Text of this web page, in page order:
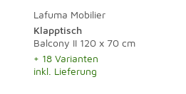
Lafuma Mobilier
Klapptisch
Balcony II 120 x 70 cm
+ 18 Varianten
inkl. Lieferung